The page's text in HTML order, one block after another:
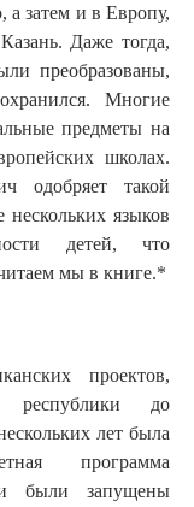
а затем и в Европу,
Даже тогда,
преобразованы,
Многие
предметы на
школах.
одобряет такой
языков
детей, что
мы в книге.*
проектов,
республики до
лет была
программа
были запущены